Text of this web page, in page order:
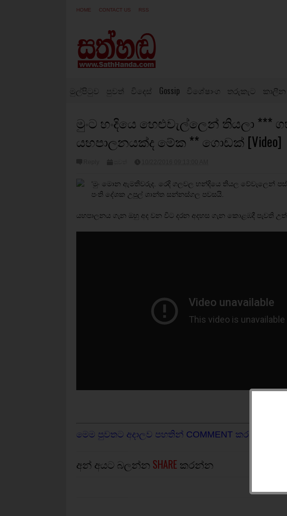
HOME CONTACT US RSS
මුල්පිටුව පුවත් විදෙස් Gossip විශේෂාංග තරුකැට කාලීන
මුංට හංදියෙ හෙළුවැල්ලෙන් තියලා
යහපාලනයක්ද මේක ** ගොඩක් [Video]
‘මුං මොන ඇමතිවරුද. රෙදි ගලවල හන්දියෙ තියල වේවැලෙන්
පංති දේශක උපුල් ශාන්ත සන්නස්ගල පවසයි.
යහපාලනය ගැන ඔහු අද වන විට දරන අදහස ගැන කොළඹදී පැවති
මෙම පුවතට අදාලව පහතින් COMMENT කරන්න.
අන් අයට බලන්න SHARE කරන්න